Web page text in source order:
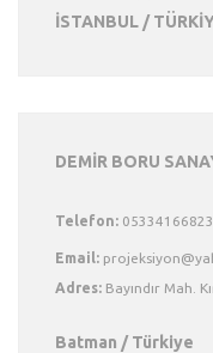
İSTANBUL /
DEMİR BORU
Telefon: 05334166823
Email:
Adres: Bayındır Mah.
Batman / Türkiye